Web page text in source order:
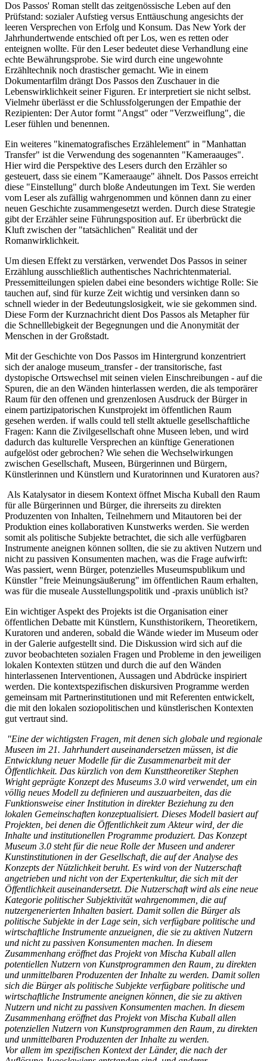
Dos Passos' Roman stellt das zeitgenössische Leben auf den
Prüfstand: sozialer Aufstieg versus Enttäuschung angesichts der
leeren Versprechen von Erfolg und Konsum. Das New York der
Jahrhundertwende entschied oft per Los, wen es retten oder
enteignen wollte. Für den Leser bedeutet diese Verhandlung eine
echte Bewährungsprobe. Sie wird durch eine ungewohnte
Erzähltechnik noch drastischer gemacht. Wie in einem
Dokumentarfilm drängt Dos Passos den Zuschauer in die
Lebenswirklichkeit seiner Figuren. Er interpretiert sie nicht selbst.
Vielmehr überlässt er die Schlussfolgerungen der Empathie der
Rezipienten: Der Autor formt "Angst" oder "Verzweiflung", die
Leser fühlen und benennen.
Ein weiteres "kinematografisches Erzählelement" in "Manhattan
Transfer" ist die Verwendung des sogenannten "Kameraauges".
Hier wird die Perspektive des Lesers durch den Erzähler so
gesteuert, dass sie einem "Kameraauge" ähnelt. Dos Passos erreicht
diese "Einstellung" durch bloße Andeutungen im Text. Sie werden
vom Leser als zufällig wahrgenommen und können dann zu einer
neuen Geschichte zusammengesetzt werden. Durch diese Strategie
gibt der Erzähler seine Führungsposition auf. Er überbrückt die
Kluft zwischen der "tatsächlichen" Realität und der
Romanwirklichkeit.
Um diesen Effekt zu verstärken, verwendet Dos Passos in seiner
Erzählung ausschließlich authentisches Nachrichtenmaterial.
Pressemitteilungen spielen dabei eine besonders wichtige Rolle: Sie
tauchen auf, sind für kurze Zeit wichtig und versinken dann so
schnell wieder in der Bedeutungslosigkeit, wie sie gekommen sind.
Diese Form der Kurznachricht dient Dos Passos als Metapher für
die Schnelllebigkeit der Begegnungen und die Anonymität der
Menschen in der Großstadt.
Mit der Geschichte von Dos Passos im Hintergrund konzentriert
sich der analoge museum_transfer - der transitorische, fast
dystopische Ortswechsel mit seinen vielen Einschreibungen - auf die
Spuren, die an den Wänden hinterlassen werden, die als temporärer
Raum für den offenen und grenzenlosen Ausdruck der Bürger in
einem partizipatorischen Kunstprojekt im öffentlichen Raum
gesehen werden. if walls could tell stellt aktuelle gesellschaftliche
Fragen: Kann die Zivilgesellschaft ohne Museen leben, und wird
dadurch das kulturelle Versprechen an künftige Generationen
aufgelöst oder gebrochen? Wie sehen die Wechselwirkungen
zwischen Gesellschaft, Museen, Bürgerinnen und Bürgern,
Künstlerinnen und Künstlern und Kuratorinnen und Kuratoren aus?
Als Katalysator in diesem Kontext öffnet Mischa Kuball den Raum
für alle Bürgerinnen und Bürger, die ihrerseits zu direkten
Produzenten von Inhalten, Teilnehmern und Mitautoren bei der
Produktion eines kollaborativen Kunstwerks werden. Sie werden
somit als politische Subjekte betrachtet, die sich alle verfügbaren
Instrumente aneignen können sollten, die sie zu aktiven Nutzern und
nicht zu passiven Konsumenten machen, was die Frage aufwirft:
Was passiert, wenn Bürger, potenzielles Museumspublikum und
Künstler "freie Meinungsäußerung" im öffentlichen Raum erhalten,
was für die museale Ausstellungspolitik und -praxis unüblich ist?
Ein wichtiger Aspekt des Projekts ist die Organisation einer
öffentlichen Debatte mit Künstlern, Kunsthistorikern, Theoretikern,
Kuratoren und anderen, sobald die Wände wieder im Museum oder
in der Galerie aufgestellt sind. Die Diskussion wird sich auf die
zuvor beobachteten sozialen Fragen und Probleme in den jeweiligen
lokalen Kontexten stützen und durch die auf den Wänden
hinterlassenen Interventionen, Aussagen und Abdrücke inspiriert
werden. Die kontextspezifischen diskursiven Programme werden
gemeinsam mit Partnerinstitutionen und mit Referenten entwickelt,
die mit den lokalen soziopolitischen und künstlerischen Kontexten
gut vertraut sind.
"Eine der wichtigsten Fragen, mit denen sich globale und regionale
Museen im 21. Jahrhundert auseinandersetzen müssen, ist die
Entwicklung neuer Modelle für die Zusammenarbeit mit der
Öffentlichkeit. Das kürzlich von dem Kunsttheoretiker Stephen
Wright geprägte Konzept des Museums 3.0 wird verwendet, um ein
völlig neues Modell zu definieren und auszuarbeiten, das die
Funktionsweise einer Institution in direkter Beziehung zu den
lokalen Gemeinschaften konzeptualisiert. Dieses Modell basiert auf
Projekten, bei denen die Öffentlichkeit zum Akteur wird, der die
Inhalte und institutionellen Programme produziert. Das Konzept
Museum 3.0 steht für die neue Rolle der Museen und anderer
Kunstinstitutionen in der Gesellschaft, die auf der Analyse des
Konzepts der Nützlichkeit beruht. Es wird von der Nutzerschaft
angetrieben und nicht von der Expertenkultur, die sich mit der
Öffentlichkeit auseinandersetzt. Die Nutzerschaft wird als eine neue
Kategorie politischer Subjektivität wahrgenommen, die auf
nutzergenerierten Inhalten basiert. Damit sollen die Bürger als
politische Subjekte in der Lage sein, sich verfügbare politische und
wirtschaftliche Instrumente anzueignen, die sie zu aktiven Nutzern
und nicht zu passiven Konsumenten machen. In diesem
Zusammenhang eröffnet das Projekt von Mischa Kuball allen
potentiellen Nutzern von Kunstprogrammen den Raum, zu direkten
und unmittelbaren Produzenten der Inhalte zu werden. Damit sollen
sich die Bürger als politische Subjekte verfügbare politische und
wirtschaftliche Instrumente aneignen können, die sie zu aktiven
Nutzern und nicht zu passiven Konsumenten machen. In diesem
Zusammenhang eröffnet das Projekt von Mischa Kuball allen
potenziellen Nutzern von Kunstprogrammen den Raum, zu direkten
und unmittelbaren Produzenten der Inhalte zu werden.
Vor allem im spezifischen Kontext der Länder, die nach der